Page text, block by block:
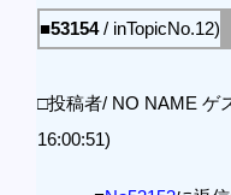
■53154/ inTopicNo.12)
□投稿者/ NO NAME ゲ
16:00:51)